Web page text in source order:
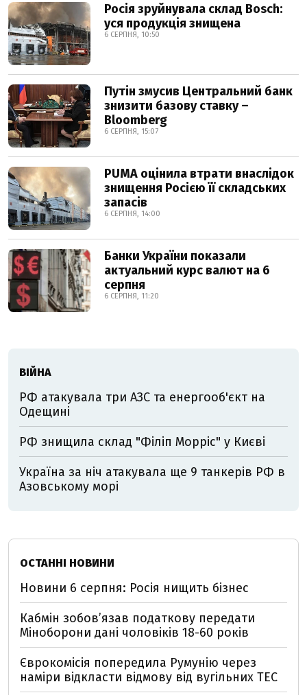
Росія зруйнувала склад Bosch:
уся продукція знищена
6 СЕРПНЯ, 10:50
Путін змусив Центральний банк
знизити базову ставку –
Bloomberg
6 СЕРПНЯ, 15:07
PUMA оцінила втрати внаслідок
знищення Росією її складських
запасів
6 СЕРПНЯ, 14:00
Банки України показали
актуальний курс валют на 6
серпня
6 СЕРПНЯ, 11:20
ВІЙНА
РФ атакувала три АЗС та енергооб'єкт на
Одещині
РФ знищила склад "Філіп Морріс" у Києві
Україна за ніч атакувала ще 9 танкерів РФ в
Азовському морі
ОСТАННІ НОВИНИ
Новини 6 серпня: Росія нищить бізнес
Кабмін зобовʼязав податкову передати
Міноборони дані чоловіків 18-60 років
Єврокомісія попередила Румунію через
наміри відкласти відмову від вугільних ТЕС